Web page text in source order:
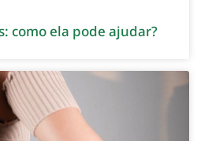
como ela pode ajudar?